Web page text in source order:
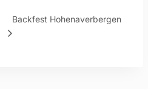
Backfest Hohenaverbergen